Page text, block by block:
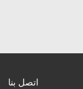
اتصل بنا